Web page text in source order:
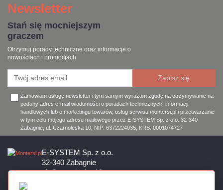
Newsletter
Stań się mocniejszym
graczem
Otrzymuj porady techniczne oraz informacje o
nowościach i promocjach
Zamawiam usługę newsletter i tym samym wyrażam zgodę na otrzymywanie na
podany adres e-mail wiadomości o poradach technicznych, informacji
handlowych lub o marketingu towarów, usług serwisu montersi.pl i przetwarzanie
w tym celu mojego adresu mailowego przez E-SYSTEM Sp. z o.o. 32-340
Zabagnie, ul. Czarnoleska 10, NIP: 6372224035, KRS: 0001074727
E-SYSTEM Sp. z o.o.
32-340 Zabagnie
ul. Czarnoleska 10